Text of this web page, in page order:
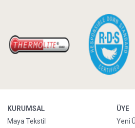
KURUMSAL
Maya Tekstil
ÜYE
Yeni